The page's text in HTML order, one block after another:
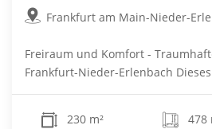
Frankfurt am Main-Nieder-
Freiraum und Komfort -
Frankfurt-Nieder-Erlenbach
230 m² 478